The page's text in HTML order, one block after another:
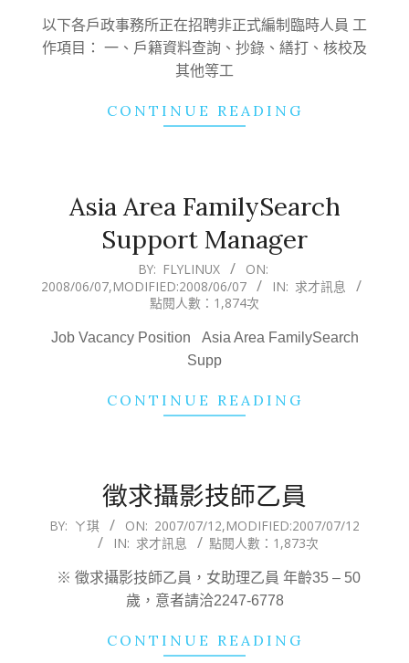
12
以下各戶政事務所正在招聘非正式編制臨時人員 工
作項目： 一、戶籍資料查詢、抄錄、繕打、核校及
其他等工
CONTINUE READING
Asia Area FamilySearch
Support Manager
06-
BY: FLYLINUX
ON:
2008/06/07,MODIFIED:2008/06/07 IN: 求才訊息
點閱人數：1,874次
Job Vacancy Position Asia Area FamilySearch
Supp
CONTINUE READING
徵求攝影技師乙員
2007-
BY: ㄚ琪 ON: 2007/07/12,MODIFIED:2007/07/12
IN: 求才訊息 點閱人數：1,873次
※ 徵求攝影技師乙員，女助理乙員 年齡35 – 50
歲，意者請洽2247-6778
CONTINUE READING